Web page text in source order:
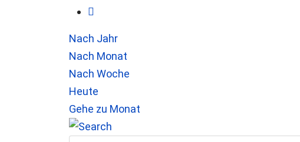
Nach Jahr
Nach Monat
Nach Woche
Heute
Gehe zu Monat